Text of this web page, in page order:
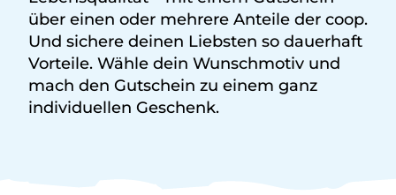
über einen oder mehrere Anteile der coop.
Und sichere deinen Liebsten so dauerhaft
Vorteile. Wähle dein Wunschmotiv und
mach den Gutschein zu einem ganz
individuellen Geschenk.